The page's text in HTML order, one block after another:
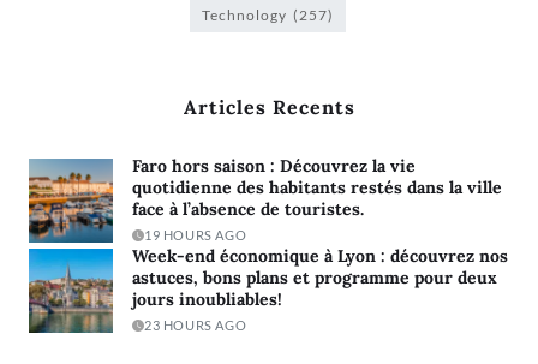
Technology (257)
Articles Recents
Faro hors saison : Découvrez la vie
quotidienne des habitants restés dans la ville
face à l’absence de touristes.
19 HOURS AGO
Week-end économique à Lyon : découvrez nos
astuces, bons plans et programme pour deux
jours inoubliables!
23 HOURS AGO